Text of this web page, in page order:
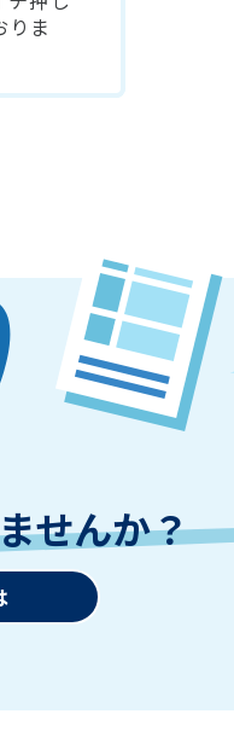
りま
せんか？